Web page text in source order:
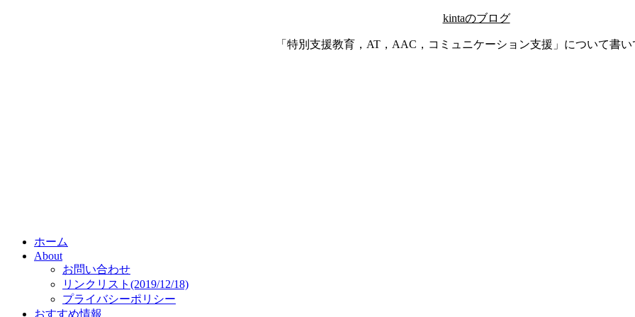
kintaのブログ
「特別支援教育，AT，AAC，コミュニケーション支援」について書
ホーム
About
お問い合わせ
リンクリスト(2019/12/18)
プライバシーポリシー
おすすめ情報